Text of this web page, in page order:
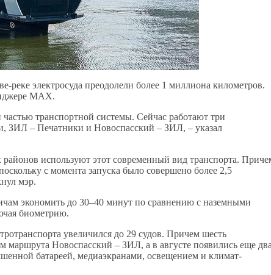
реке электросуда преодолели более 1 миллиона километров.
MAX.
транспортной системы. Сейчас работают три
ЗИЛ – Печатники и Новоспасский – ЗИЛ, – указал
используют этот современный вид транспорта.
с момента запуска было совершено более 2,5
мэр.
экономить до 30–40 минут по сравнению с наземными
биометрию.
увеличился до 29 судов. Причем шесть
маршрута Новоспасский – ЗИЛ, а в августе появились еще
батареей, медиаэкранами, освещением и климат-